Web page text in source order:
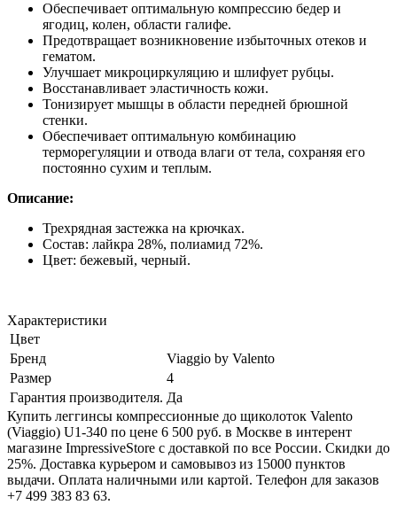
Обеспечивает оптимальную компрессию бедер и
ягодиц, колен, области галифе.
Предотвращает возникновение избыточных отеков и
гематом.
Улучшает микроциркуляцию и шлифует рубцы.
Восстанавливает эластичность кожи.
Тонизирует мышцы в области передней брюшной
стенки.
Обеспечивает оптимальную комбинацию
терморегуляции и отвода влаги от тела, сохраняя его
постоянно сухим и теплым.
Описание:
Трехрядная застежка на крючках.
Состав: лайкра 28%, полиамид 72%.
Цвет: бежевый, черный.
Характеристики
Цвет
Бренд
Viaggio by Valento
Размер
4
Гарантия производителя. Да
Купить леггинсы компрессионные до щиколоток Valento
(Viaggio) U1-340 по цене 6 500 руб. в Москве в интерент
магазине ImpressiveStore с доставкой по все России. Скидки до
25%. Доставка курьером и самовывоз из 15000 пунктов
выдачи. Оплата наличными или картой. Телефон для заказов
+7 499 383 83 63.